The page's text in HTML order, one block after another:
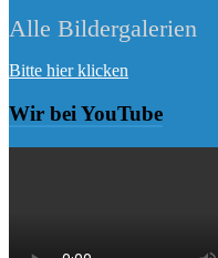
Alle Bildergalerien
Bitte hier klicken
Wir bei YouTube